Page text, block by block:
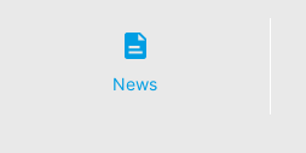
News